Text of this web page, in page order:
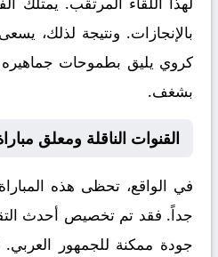
بالإنجازات. ونتيجة لذلك،
كروي يليق بطموحات جماهيره
بشغف.
القنوات الناقلة ومعلق
في الواقع، تحظى هذه المباراة
جداً. فقد تم تخصيص أحدث
جودة ممكنة للجمهور العربي.